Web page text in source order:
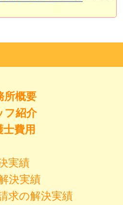
所概要
フ紹介
費用
実績
決実績
求の解決実績